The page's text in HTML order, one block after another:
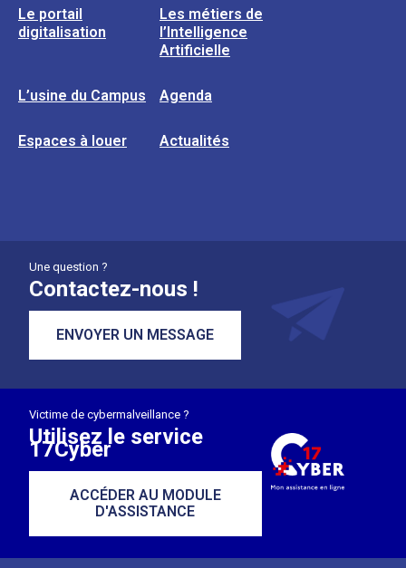
Le portail
digitalisation
Les métiers de
l’Intelligence
Artificielle
L’usine du Campus Agenda
Espaces à louer Actualités
Une question ?
Contactez-nous !
ENVOYER UN MESSAGE
Victime de cybermalveillance ?
Utilisez le service
17Cyber
ACCÉDER AU MODULE
D'ASSISTANCE